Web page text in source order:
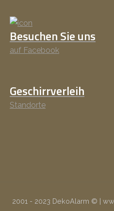
Besuchen Sie uns
auf Facebook
Geschirrverleih
Standorte
2001 - 2023 DekoAlarm © |